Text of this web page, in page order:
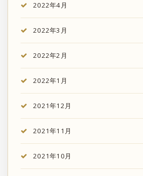
2022年4月
2022年3月
2022年2月
2022年1月
2021年12月
2021年11月
2021年10月